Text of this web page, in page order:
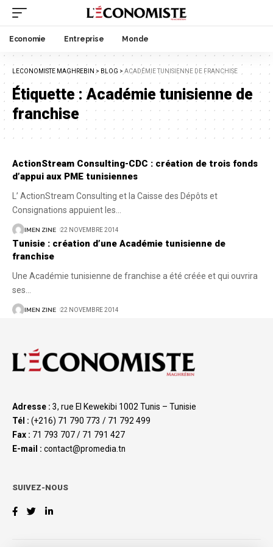
Economie Entreprise Monde
LECONOMISTE MAGHREBIN > BLOG > ACADÉMIE TUNISIENNE DE FRANCHISE
Étiquette :Académie tunisienne de
franchise
ActionStream Consulting-CDC : création de trois fonds
d’appui aux PME tunisiennes
L’ ActionStream Consulting et la Caisse des Dépôts et
Consignations appuient les
IMEN ZINE 22 NOVEMBRE 2014
Tunisie : création d’une Académie tunisienne de
franchise
Une Académie tunisienne de franchise a été créée et qui ouvrira
ses
IMEN ZINE 22 NOVEMBRE 2014
Adresse : 3, rue El Kewekibi 1002 Tunis – Tunisie
Tél : (+216) 71 790 773 / 71 792 499
Fax : 71 793 707 / 71 791 427
E-mail : contact@promedia.tn
SUIVEZ-NOUS